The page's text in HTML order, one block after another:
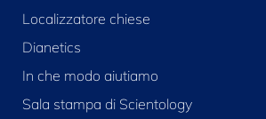
Localizzatore chiese
Dianetics
In che modo aiutiamo
Sala stampa di Scientology